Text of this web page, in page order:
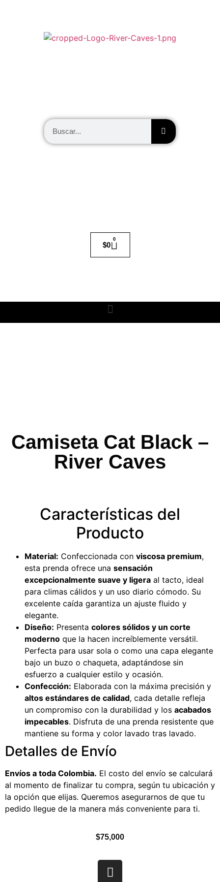
$0
0
Camiseta Cat Black –
River Caves
Características del
Producto
Material: Confeccionada con viscosa premium,
esta prenda ofrece una sensación
excepcionalmente suave y ligera al tacto, ideal
para climas cálidos y un uso diario cómodo. Su
excelente caída garantiza un ajuste fluido y
elegante.
Diseño: Presenta colores sólidos y un corte
moderno que la hacen increíblemente versátil.
Perfecta para usar sola o como una capa elegante
bajo un buzo o chaqueta, adaptándose sin
esfuerzo a cualquier estilo y ocasión.
Confección: Elaborada con la máxima precisión y
altos estándares de calidad, cada detalle refleja
un compromiso con la durabilidad y los acabados
impecables. Disfruta de una prenda resistente que
mantiene su forma y color lavado tras lavado.
Detalles de Envío
Envíos a toda Colombia. El costo del envío se calculará
al momento de finalizar tu compra, según tu ubicación y
la opción que elijas. Queremos asegurarnos de que tu
pedido llegue de la manera más conveniente para ti.
$75,000